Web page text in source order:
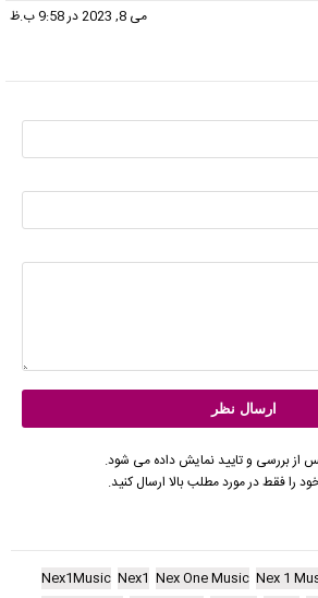
می 8, 2023 در 9:58 ب.ظ
از بررسی و تایید نمایش داده می شود.
را فقط در مورد مطلب بالا ارسال کنید.
Nex 1
Nex One Music
Nex1
Nex1Music